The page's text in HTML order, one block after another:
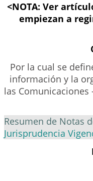
<NOTA: Ver
empiezan a
Por la cual se
información y la
las Comunicaciones
Resumen de Notas
Jurisprudencia